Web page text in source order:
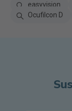
easyvision
Ocufilcon D